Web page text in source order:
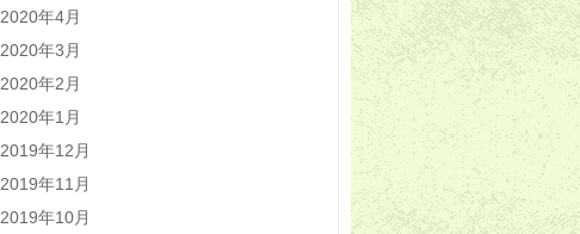
2020年4月
2020年3月
2020年2月
2020年1月
2019年12月
2019年11月
2019年10月